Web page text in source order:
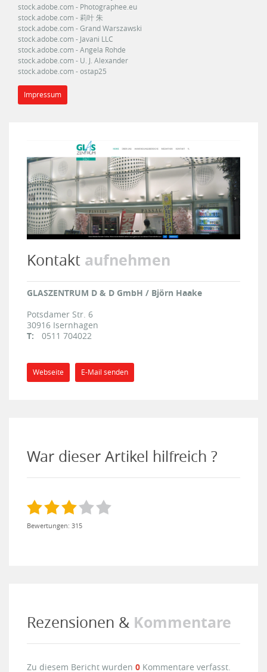
stock.adobe.com - Photographee.eu
stock.adobe.com - 莉叶 朱
stock.adobe.com - Grand Warszawski
stock.adobe.com - Javani LLC
stock.adobe.com - Angela Rohde
stock.adobe.com - U. J. Alexander
stock.adobe.com - ostap25
Impressum
Kontakt aufnehmen
GLASZENTRUM D & D GmbH / Björn Haake
Potsdamer Str. 6
30916 Isernhagen
T:
0511 704022
Webseite E-Mail senden
War dieser Artikel hilfreich ?
Bewertungen: 315
Rezensionen & Kommentare
Zu diesem Bericht wurden 0 Kommentare verfasst.